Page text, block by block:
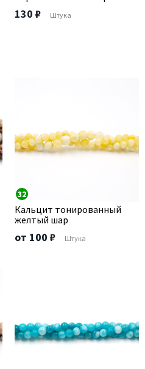
130 ₽ Штука
32
Кальцит тонированный
желтый шар
от 100 ₽ Штука